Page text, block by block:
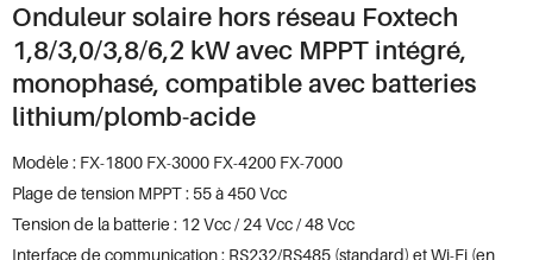
Onduleur solaire hors réseau Foxtech
1,8/3,0/3,8/6,2 kW avec MPPT intégré,
monophasé, compatible avec batteries
lithium/plomb-acide
Modèle : FX-1800 FX-3000 FX-4200 FX-7000
Plage de tension MPPT : 55 à 450 Vcc
Tension de la batterie : 12 Vcc / 24 Vcc / 48 Vcc
Interface de communication : RS232/RS485 (standard) et Wi-Fi (en